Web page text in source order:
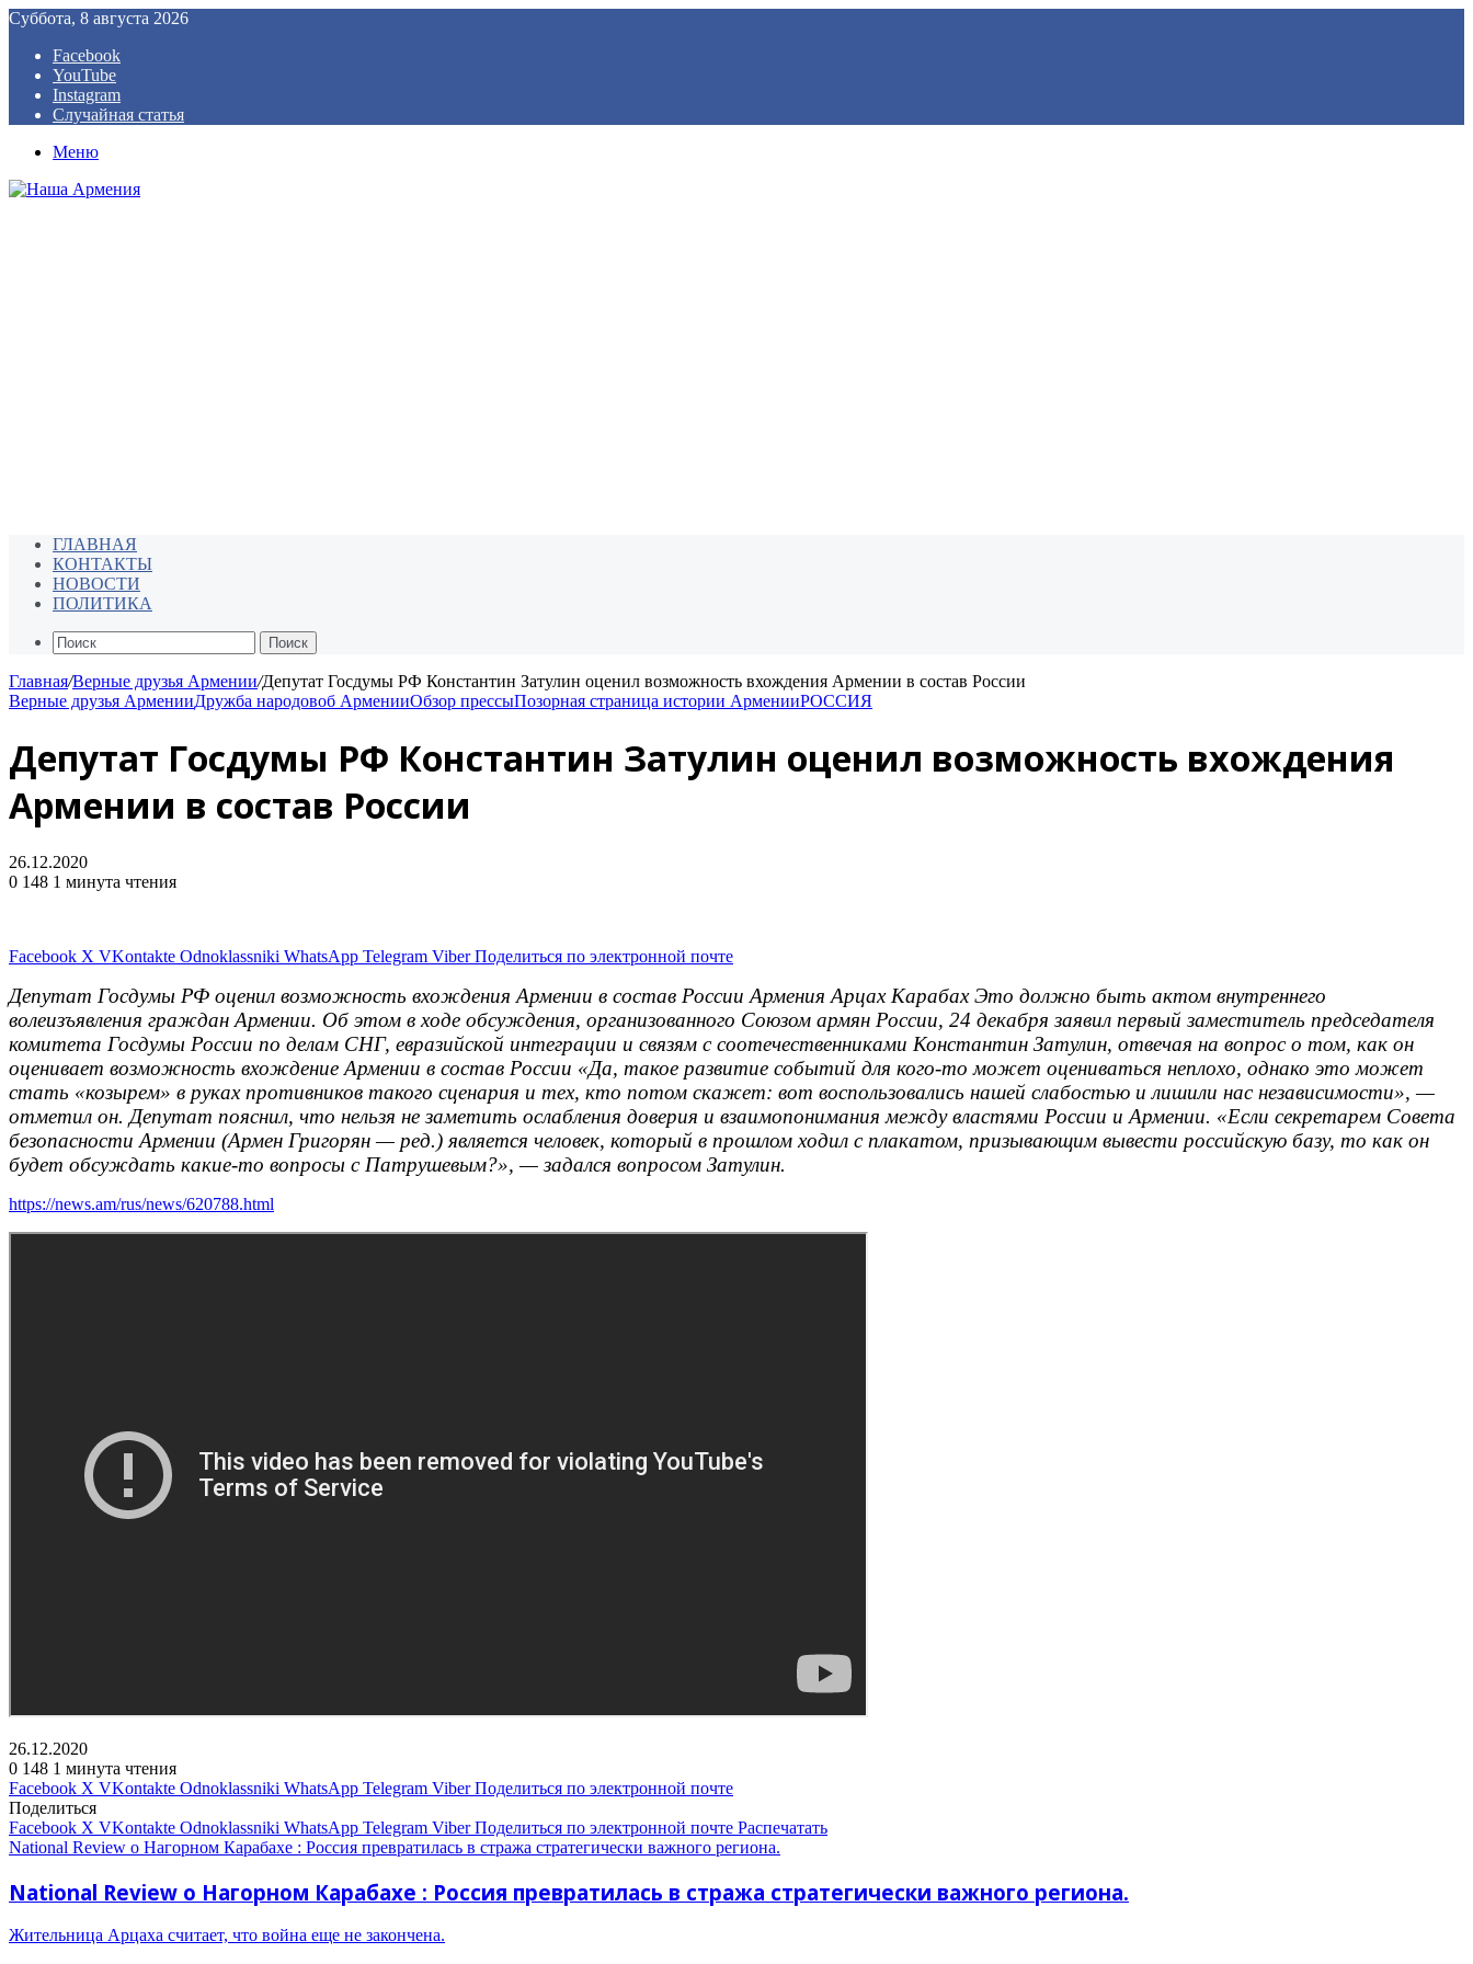
Суббота, 8 августа 2026
Facebook
YouTube
Instagram
Случайная статья
Меню
ГЛАВНАЯ
КОНТАКТЫ
НОВОСТИ
ПОЛИТИКА
Поиск
Главная/Верные друзья Армении/Депутат Госдумы РФ Константин Затулин оценил возможность вхождения Армении в состав России
Верные друзья АрменииДружба народовоб АрменииОбзор прессыПозорная страница истории АрменииРОССИЯ
Депутат Госдумы РФ Константин Затулин оценил возможность вхождения
Армении в состав России
26.12.2020
0 148 1 минута чтения
Facebook X VKontakte Odnoklassniki WhatsApp Telegram Viber Поделиться по электронной почте
Депутат Госдумы РФ оценил возможность вхождения Армении в состав России Армения Арцах Карабах Это должно быть актом внутреннего
волеизъявления граждан Армении. Об этом в ходе обсуждения, организованного Союзом армян России, 24 декабря заявил первый заместитель председателя
комитета Госдумы России по делам СНГ, евразийской интеграции и связям с соотечественниками Константин Затулин, отвечая на вопрос о том, как он
оценивает возможность вхождение Армении в состав России «Да, такое развитие событий для кого-то может оцениваться неплохо, однако это может
стать «козырем» в руках противников такого сценария и тех, кто потом скажет: вот воспользовались нашей слабостью и лишили нас независимости», —
отметил он. Депутат пояснил, что нельзя не заметить ослабления доверия и взаимопонимания между властями России и Армении. «Если секретарем Совета
безопасности Армении (Армен Григорян — ред.) является человек, который в прошлом ходил с плакатом, призывающим вывести российскую базу, то как он
будет обсуждать какие-то вопросы с Патрушевым?», — задался вопросом Затулин.
https://news.am/rus/news/620788.html
26.12.2020
0 148 1 минута чтения
Facebook X VKontakte Odnoklassniki WhatsApp Telegram Viber Поделиться по электронной почте
Поделиться
Facebook X VKontakte Odnoklassniki WhatsApp Telegram Viber Поделиться по электронной почте Распечатать
National Review о Нагорном Карабахе : Россия превратилась в стража стратегически важного региона.
National Review о Нагорном Карабахе : Россия превратилась в стража стратегически важного региона.
Жительница Арцаха считает, что война еще не закончена.